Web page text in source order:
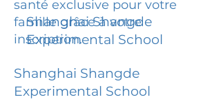
santé exclusive pour votre
famille grâce à votre
inscription.
Shanghai Shangde
Experimental School
Shanghai Shangde
Experimental School